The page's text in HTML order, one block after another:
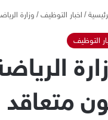
/ اخبار التوظيف/ وزارة الرياضة..رفع
التوظيف
متعاقد